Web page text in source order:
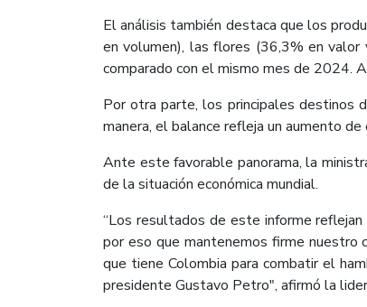
El análisis también destaca que los
en volumen), las flores (36,3% en
comparado con el mismo mes de 2024.
Por otra parte, los principales destinos
manera, el balance refleja un aumento
Ante este favorable panorama, la
de la situación económica mundial.
“Los resultados de este informe
por eso que mantenemos firme nuestro
que tiene Colombia para combatir el
presidente Gustavo Petro", afirmó la